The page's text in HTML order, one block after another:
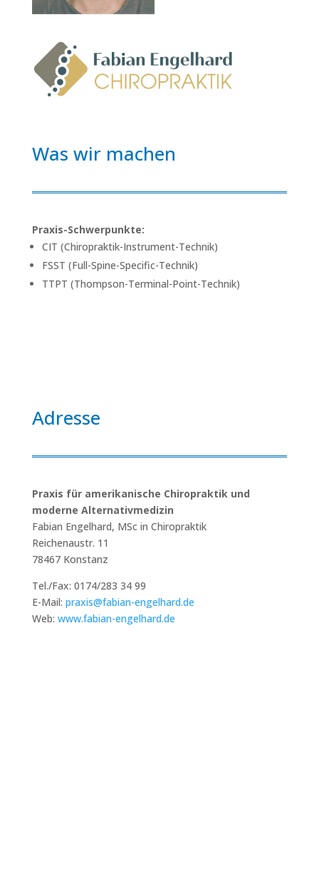
Was wir machen
Praxis-Schwerpunkte:
CIT (Chiropraktik-Instrument-Technik)
FSST (Full-Spine-Specific-Technik)
TTPT (Thompson-Terminal-Point-Technik)
Adresse
Praxis für amerikanische Chiropraktik und
moderne Alternativmedizin
Fabian Engelhard, MSc in Chiropraktik
Reichenaustr. 11
78467 Konstanz
Tel./Fax: 0174/283 34 99
E-Mail: praxis@fabian-engelhard.de
Web: www.fabian-engelhard.de